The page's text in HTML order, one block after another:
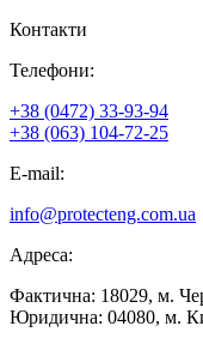
Контакти
Телефони:
+38 (0472) 33-93-94
+38 (063) 104-72-25
E-mail:
info@protecteng.com.ua
Адреса:
Фактична: 18029, м.
Юридична: 04080, м.